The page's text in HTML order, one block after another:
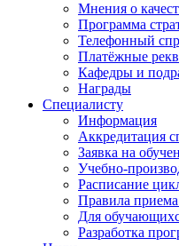
Мнения о
Программа
Телефонный
Платёжные
Кафедры и
Награды
Специалисту
Информация
Аккредитация
Заявка на
Учебно-
Расписание
Правила
Для
Разработка